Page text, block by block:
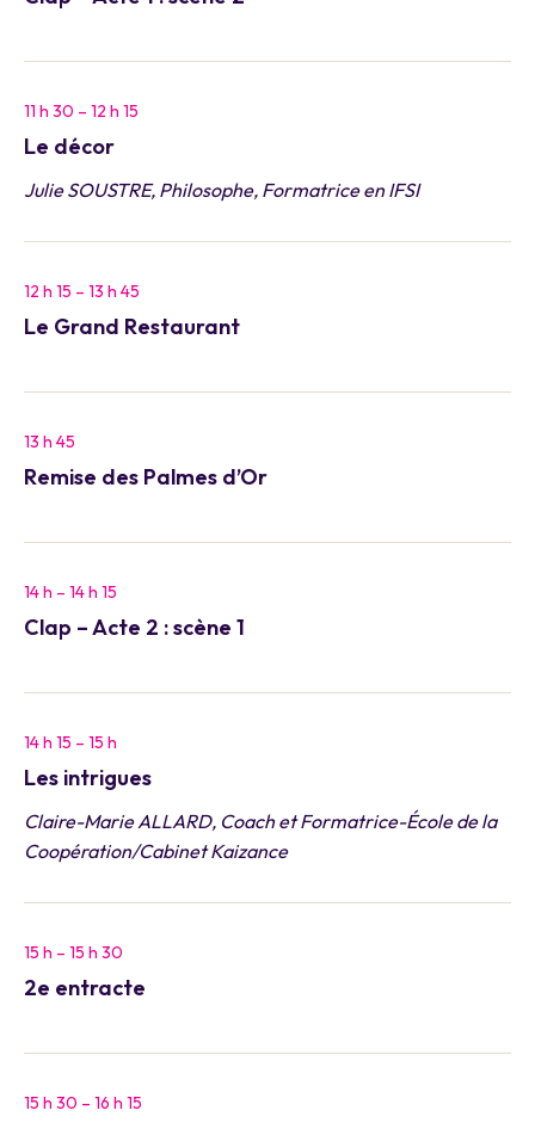
11 h 30 – 12 h 15
Le décor
Julie SOUSTRE, Philosophe, Formatrice en IFSI
12 h 15 – 13 h 45
Le Grand Restaurant
13 h 45
Remise des Palmes d’Or
14 h – 14 h 15
Clap – Acte 2 : scène 1
14 h 15 – 15 h
Les intrigues
Claire-Marie ALLARD, Coach et Formatrice-École de la
Coopération/Cabinet Kaizance
15 h – 15 h 30
2e entracte
15 h 30 – 16 h 15